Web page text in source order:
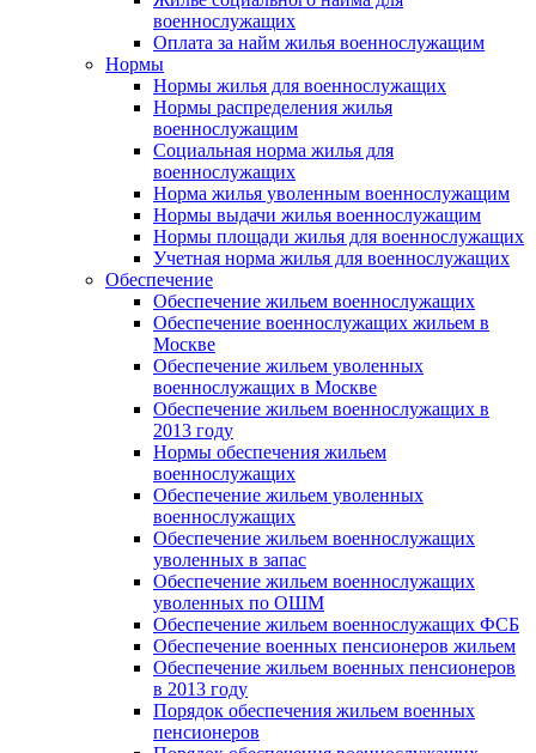
военнослужащих
Оплата за найм жилья военнослужащим
Нормы
Нормы жилья для военнослужащих
Нормы распределения жилья
военнослужащим
Социальная норма жилья для
военнослужащих
Норма жилья уволенным военнослужащим
Нормы выдачи жилья военнослужащим
Нормы площади жилья для военнослужащих
Учетная норма жилья для военнослужащих
Обеспечение
Обеспечение жильем военнослужащих
Обеспечение военнослужащих жильем в
Москве
Обеспечение жильем уволенных
военнослужащих в Москве
Обеспечение жильем военнослужащих в
2013 году
Нормы обеспечения жильем
военнослужащих
Обеспечение жильем уволенных
военнослужащих
Обеспечение жильем военнослужащих
уволенных в запас
Обеспечение жильем военнослужащих
уволенных по ОШМ
Обеспечение жильем военнослужащих ФСБ
Обеспечение военных пенсионеров жильем
Обеспечение жильем военных пенсионеров
в 2013 году
Порядок обеспечения жильем военных
пенсионеров